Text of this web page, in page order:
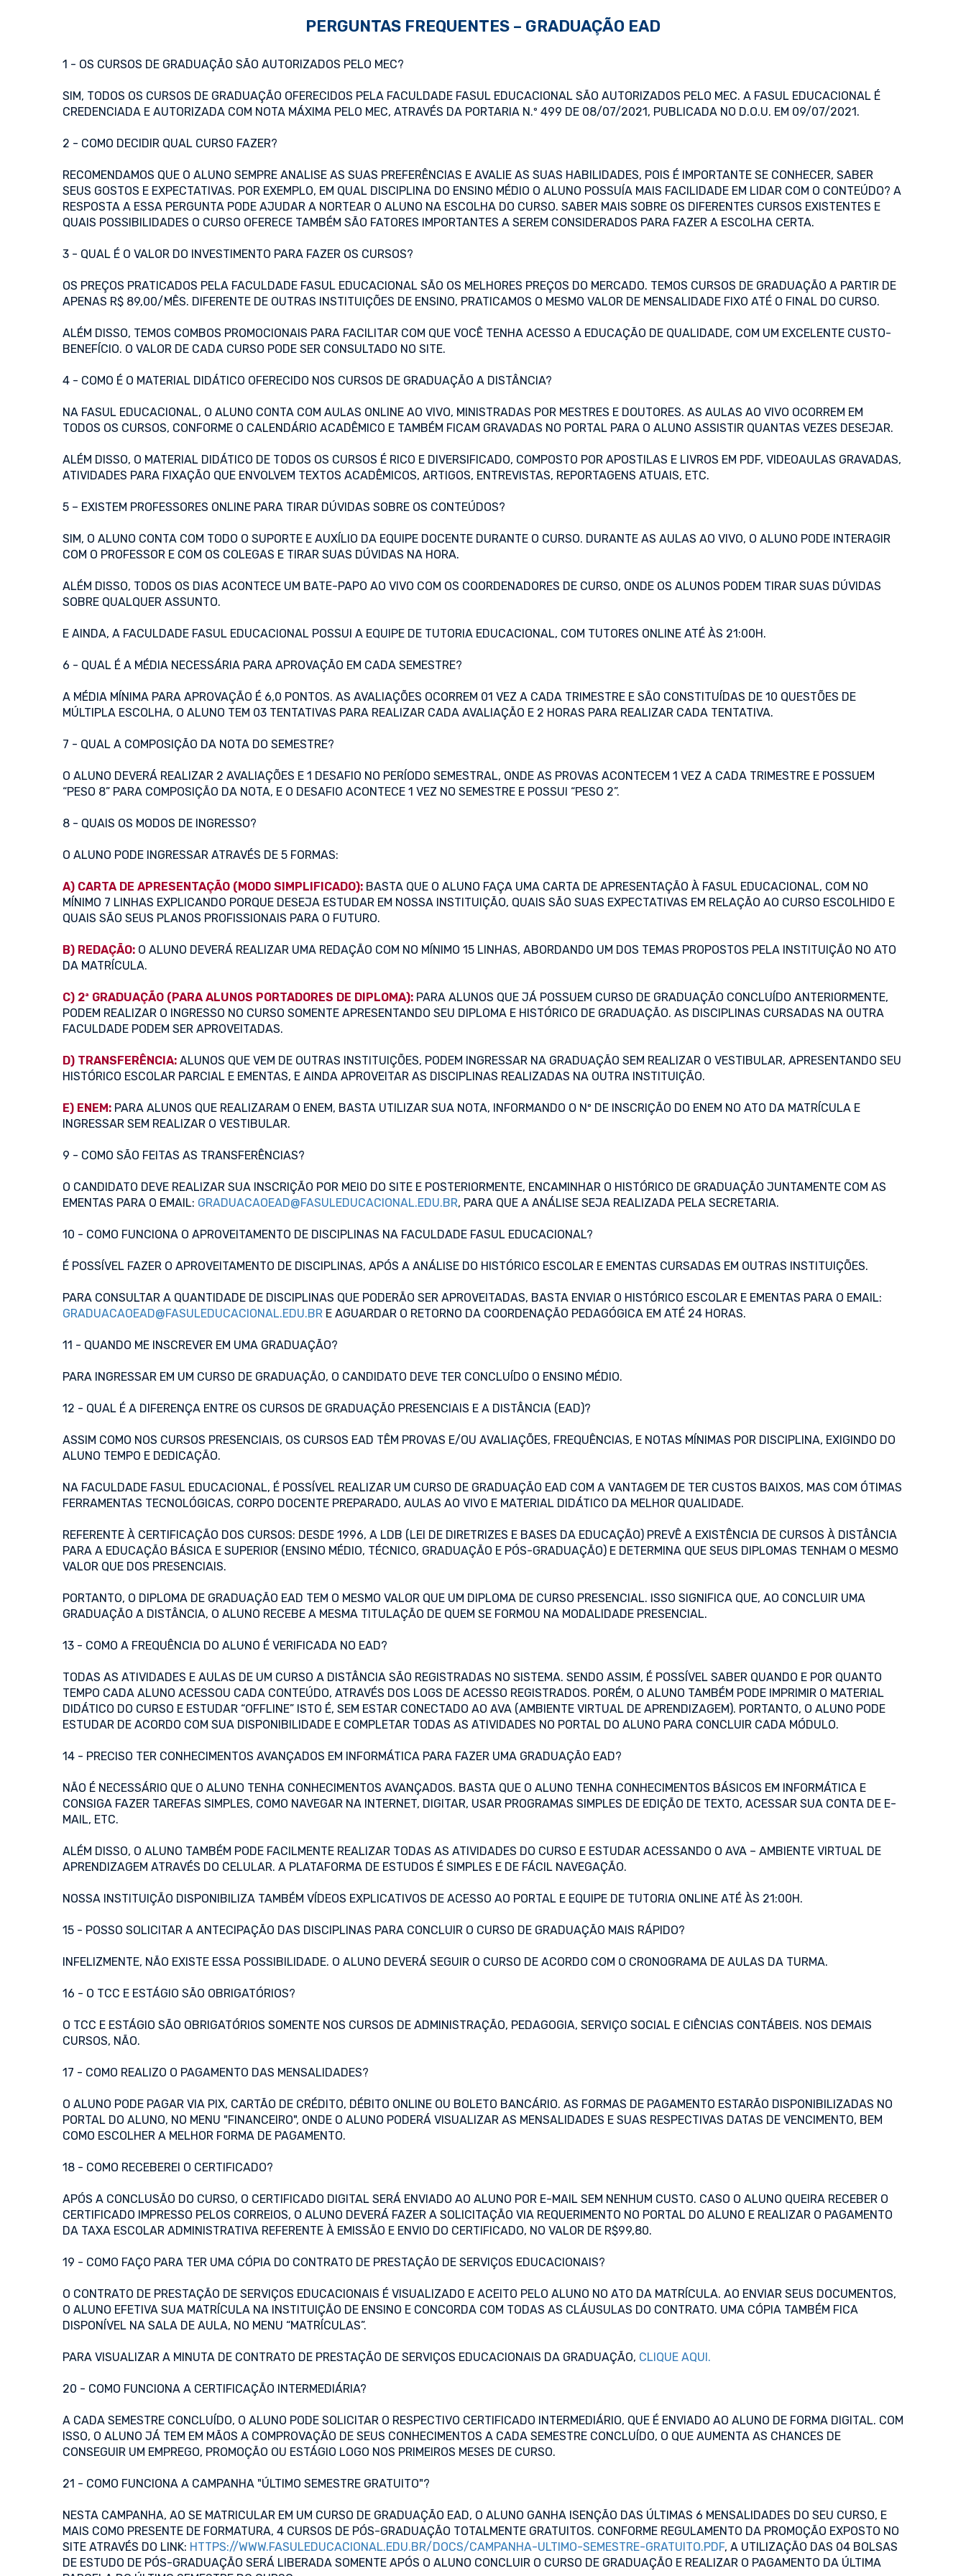
PERGUNTAS FREQUENTES – GRADUAÇÃO EAD
1 - OS CURSOS DE GRADUAÇÃO SÃO AUTORIZADOS PELO MEC?
SIM, TODOS OS CURSOS DE GRADUAÇÃO OFERECIDOS PELA FACULDADE FASUL EDUCACIONAL SÃO AUTORIZADOS PELO MEC. A FASUL EDUCACIONAL É
CREDENCIADA E AUTORIZADA COM NOTA MÁXIMA PELO MEC, ATRAVÉS DA PORTARIA N.º 499 DE 08/07/2021, PUBLICADA NO D.O.U. EM 09/07/2021.
2 - COMO DECIDIR QUAL CURSO FAZER?
RECOMENDAMOS QUE O ALUNO SEMPRE ANALISE AS SUAS PREFERÊNCIAS E AVALIE AS SUAS HABILIDADES, POIS É IMPORTANTE SE CONHECER, SABER
SEUS GOSTOS E EXPECTATIVAS. POR EXEMPLO, EM QUAL DISCIPLINA DO ENSINO MÉDIO O ALUNO POSSUÍA MAIS FACILIDADE EM LIDAR COM O CONTEÚDO? A
RESPOSTA A ESSA PERGUNTA PODE AJUDAR A NORTEAR O ALUNO NA ESCOLHA DO CURSO. SABER MAIS SOBRE OS DIFERENTES CURSOS EXISTENTES E
QUAIS POSSIBILIDADES O CURSO OFERECE TAMBÉM SÃO FATORES IMPORTANTES A SEREM CONSIDERADOS PARA FAZER A ESCOLHA CERTA.
3 - QUAL É O VALOR DO INVESTIMENTO PARA FAZER OS CURSOS?
OS PREÇOS PRATICADOS PELA FACULDADE FASUL EDUCACIONAL SÃO OS MELHORES PREÇOS DO MERCADO. TEMOS CURSOS DE GRADUAÇÃO A PARTIR DE
APENAS R$ 89,00/MÊS. DIFERENTE DE OUTRAS INSTITUIÇÕES DE ENSINO, PRATICAMOS O MESMO VALOR DE MENSALIDADE FIXO ATÉ O FINAL DO CURSO.
ALÉM DISSO, TEMOS COMBOS PROMOCIONAIS PARA FACILITAR COM QUE VOCÊ TENHA ACESSO A EDUCAÇÃO DE QUALIDADE, COM UM EXCELENTE CUSTO-
BENEFÍCIO. O VALOR DE CADA CURSO PODE SER CONSULTADO NO SITE.
4 - COMO É O MATERIAL DIDÁTICO OFERECIDO NOS CURSOS DE GRADUAÇÃO A DISTÂNCIA?
NA FASUL EDUCACIONAL, O ALUNO CONTA COM AULAS ONLINE AO VIVO, MINISTRADAS POR MESTRES E DOUTORES. AS AULAS AO VIVO OCORREM EM
TODOS OS CURSOS, CONFORME O CALENDÁRIO ACADÊMICO E TAMBÉM FICAM GRAVADAS NO PORTAL PARA O ALUNO ASSISTIR QUANTAS VEZES DESEJAR.
ALÉM DISSO, O MATERIAL DIDÁTICO DE TODOS OS CURSOS É RICO E DIVERSIFICADO, COMPOSTO POR APOSTILAS E LIVROS EM PDF, VIDEOAULAS GRAVADAS,
ATIVIDADES PARA FIXAÇÃO QUE ENVOLVEM TEXTOS ACADÊMICOS, ARTIGOS, ENTREVISTAS, REPORTAGENS ATUAIS, ETC.
5 – EXISTEM PROFESSORES ONLINE PARA TIRAR DÚVIDAS SOBRE OS CONTEÚDOS?
SIM, O ALUNO CONTA COM TODO O SUPORTE E AUXÍLIO DA EQUIPE DOCENTE DURANTE O CURSO. DURANTE AS AULAS AO VIVO, O ALUNO PODE INTERAGIR
COM O PROFESSOR E COM OS COLEGAS E TIRAR SUAS DÚVIDAS NA HORA.
ALÉM DISSO, TODOS OS DIAS ACONTECE UM BATE-PAPO AO VIVO COM OS COORDENADORES DE CURSO, ONDE OS ALUNOS PODEM TIRAR SUAS DÚVIDAS
SOBRE QUALQUER ASSUNTO.
E AINDA, A FACULDADE FASUL EDUCACIONAL POSSUI A EQUIPE DE TUTORIA EDUCACIONAL, COM TUTORES ONLINE ATÉ ÀS 21:00H.
6 - QUAL É A MÉDIA NECESSÁRIA PARA APROVAÇÃO EM CADA SEMESTRE?
A MÉDIA MÍNIMA PARA APROVAÇÃO É 6,0 PONTOS. AS AVALIAÇÕES OCORREM 01 VEZ A CADA TRIMESTRE E SÃO CONSTITUÍDAS DE 10 QUESTÕES DE
MÚLTIPLA ESCOLHA, O ALUNO TEM 03 TENTATIVAS PARA REALIZAR CADA AVALIAÇÃO E 2 HORAS PARA REALIZAR CADA TENTATIVA.
7 - QUAL A COMPOSIÇÃO DA NOTA DO SEMESTRE?
O ALUNO DEVERÁ REALIZAR 2 AVALIAÇÕES E 1 DESAFIO NO PERÍODO SEMESTRAL, ONDE AS PROVAS ACONTECEM 1 VEZ A CADA TRIMESTRE E POSSUEM
“PESO 8” PARA COMPOSIÇÃO DA NOTA, E O DESAFIO ACONTECE 1 VEZ NO SEMESTRE E POSSUI “PESO 2”.
8 - QUAIS OS MODOS DE INGRESSO?
O ALUNO PODE INGRESSAR ATRAVÉS DE 5 FORMAS:
A) CARTA DE APRESENTAÇÃO (MODO SIMPLIFICADO): BASTA QUE O ALUNO FAÇA UMA CARTA DE APRESENTAÇÃO À FASUL EDUCACIONAL, COM NO
MÍNIMO 7 LINHAS EXPLICANDO PORQUE DESEJA ESTUDAR EM NOSSA INSTITUIÇÃO, QUAIS SÃO SUAS EXPECTATIVAS EM RELAÇÃO AO CURSO ESCOLHIDO E
QUAIS SÃO SEUS PLANOS PROFISSIONAIS PARA O FUTURO.
B) REDAÇÃO: O ALUNO DEVERÁ REALIZAR UMA REDAÇÃO COM NO MÍNIMO 15 LINHAS, ABORDANDO UM DOS TEMAS PROPOSTOS PELA INSTITUIÇÃO NO ATO
DA MATRÍCULA.
C) 2ª GRADUAÇÃO (PARA ALUNOS PORTADORES DE DIPLOMA): PARA ALUNOS QUE JÁ POSSUEM CURSO DE GRADUAÇÃO CONCLUÍDO ANTERIORMENTE,
PODEM REALIZAR O INGRESSO NO CURSO SOMENTE APRESENTANDO SEU DIPLOMA E HISTÓRICO DE GRADUAÇÃO. AS DISCIPLINAS CURSADAS NA OUTRA
FACULDADE PODEM SER APROVEITADAS.
D) TRANSFERÊNCIA: ALUNOS QUE VEM DE OUTRAS INSTITUIÇÕES, PODEM INGRESSAR NA GRADUAÇÃO SEM REALIZAR O VESTIBULAR, APRESENTANDO SEU
HISTÓRICO ESCOLAR PARCIAL E EMENTAS, E AINDA APROVEITAR AS DISCIPLINAS REALIZADAS NA OUTRA INSTITUIÇÃO.
E) ENEM: PARA ALUNOS QUE REALIZARAM O ENEM, BASTA UTILIZAR SUA NOTA, INFORMANDO O Nº DE INSCRIÇÃO DO ENEM NO ATO DA MATRÍCULA E
INGRESSAR SEM REALIZAR O VESTIBULAR.
9 - COMO SÃO FEITAS AS TRANSFERÊNCIAS?
O CANDIDATO DEVE REALIZAR SUA INSCRIÇÃO POR MEIO DO SITE E POSTERIORMENTE, ENCAMINHAR O HISTÓRICO DE GRADUAÇÃO JUNTAMENTE COM AS
EMENTAS PARA O EMAIL: GRADUACAOEAD@FASULEDUCACIONAL.EDU.BR, PARA QUE A ANÁLISE SEJA REALIZADA PELA SECRETARIA.
10 - COMO FUNCIONA O APROVEITAMENTO DE DISCIPLINAS NA FACULDADE FASUL EDUCACIONAL?
É POSSÍVEL FAZER O APROVEITAMENTO DE DISCIPLINAS, APÓS A ANÁLISE DO HISTÓRICO ESCOLAR E EMENTAS CURSADAS EM OUTRAS INSTITUIÇÕES.
PARA CONSULTAR A QUANTIDADE DE DISCIPLINAS QUE PODERÃO SER APROVEITADAS, BASTA ENVIAR O HISTÓRICO ESCOLAR E EMENTAS PARA O EMAIL:
GRADUACAOEAD@FASULEDUCACIONAL.EDU.BR E AGUARDAR O RETORNO DA COORDENAÇÃO PEDAGÓGICA EM ATÉ 24 HORAS.
11 - QUANDO ME INSCREVER EM UMA GRADUAÇÃO?
PARA INGRESSAR EM UM CURSO DE GRADUAÇÃO, O CANDIDATO DEVE TER CONCLUÍDO O ENSINO MÉDIO.
12 - QUAL É A DIFERENÇA ENTRE OS CURSOS DE GRADUAÇÃO PRESENCIAIS E A DISTÂNCIA (EAD)?
ASSIM COMO NOS CURSOS PRESENCIAIS, OS CURSOS EAD TÊM PROVAS E/OU AVALIAÇÕES, FREQUÊNCIAS, E NOTAS MÍNIMAS POR DISCIPLINA, EXIGINDO DO
ALUNO TEMPO E DEDICAÇÃO.
NA FACULDADE FASUL EDUCACIONAL, É POSSÍVEL REALIZAR UM CURSO DE GRADUAÇÃO EAD COM A VANTAGEM DE TER CUSTOS BAIXOS, MAS COM ÓTIMAS
FERRAMENTAS TECNOLÓGICAS, CORPO DOCENTE PREPARADO, AULAS AO VIVO E MATERIAL DIDÁTICO DA MELHOR QUALIDADE.
REFERENTE À CERTIFICAÇÃO DOS CURSOS: DESDE 1996, A LDB (LEI DE DIRETRIZES E BASES DA EDUCAÇÃO) PREVÊ A EXISTÊNCIA DE CURSOS À DISTÂNCIA
PARA A EDUCAÇÃO BÁSICA E SUPERIOR (ENSINO MÉDIO, TÉCNICO, GRADUAÇÃO E PÓS-GRADUAÇÃO) E DETERMINA QUE SEUS DIPLOMAS TENHAM O MESMO
VALOR QUE DOS PRESENCIAIS.
PORTANTO, O DIPLOMA DE GRADUAÇÃO EAD TEM O MESMO VALOR QUE UM DIPLOMA DE CURSO PRESENCIAL. ISSO SIGNIFICA QUE, AO CONCLUIR UMA
GRADUAÇÃO A DISTÂNCIA, O ALUNO RECEBE A MESMA TITULAÇÃO DE QUEM SE FORMOU NA MODALIDADE PRESENCIAL.
13 - COMO A FREQUÊNCIA DO ALUNO É VERIFICADA NO EAD?
TODAS AS ATIVIDADES E AULAS DE UM CURSO A DISTÂNCIA SÃO REGISTRADAS NO SISTEMA. SENDO ASSIM, É POSSÍVEL SABER QUANDO E POR QUANTO
TEMPO CADA ALUNO ACESSOU CADA CONTEÚDO, ATRAVÉS DOS LOGS DE ACESSO REGISTRADOS. PORÉM, O ALUNO TAMBÉM PODE IMPRIMIR O MATERIAL
DIDÁTICO DO CURSO E ESTUDAR “OFFLINE” ISTO É, SEM ESTAR CONECTADO AO AVA (AMBIENTE VIRTUAL DE APRENDIZAGEM). PORTANTO, O ALUNO PODE
ESTUDAR DE ACORDO COM SUA DISPONIBILIDADE E COMPLETAR TODAS AS ATIVIDADES NO PORTAL DO ALUNO PARA CONCLUIR CADA MÓDULO.
14 - PRECISO TER CONHECIMENTOS AVANÇADOS EM INFORMÁTICA PARA FAZER UMA GRADUAÇÃO EAD?
NÃO É NECESSÁRIO QUE O ALUNO TENHA CONHECIMENTOS AVANÇADOS. BASTA QUE O ALUNO TENHA CONHECIMENTOS BÁSICOS EM INFORMÁTICA E
CONSIGA FAZER TAREFAS SIMPLES, COMO NAVEGAR NA INTERNET, DIGITAR, USAR PROGRAMAS SIMPLES DE EDIÇÃO DE TEXTO, ACESSAR SUA CONTA DE E-
MAIL, ETC.
ALÉM DISSO, O ALUNO TAMBÉM PODE FACILMENTE REALIZAR TODAS AS ATIVIDADES DO CURSO E ESTUDAR ACESSANDO O AVA – AMBIENTE VIRTUAL DE
APRENDIZAGEM ATRAVÉS DO CELULAR. A PLATAFORMA DE ESTUDOS É SIMPLES E DE FÁCIL NAVEGAÇÃO.
NOSSA INSTITUIÇÃO DISPONIBILIZA TAMBÉM VÍDEOS EXPLICATIVOS DE ACESSO AO PORTAL E EQUIPE DE TUTORIA ONLINE ATÉ ÀS 21:00H.
15 - POSSO SOLICITAR A ANTECIPAÇÃO DAS DISCIPLINAS PARA CONCLUIR O CURSO DE GRADUAÇÃO MAIS RÁPIDO?
INFELIZMENTE, NÃO EXISTE ESSA POSSIBILIDADE. O ALUNO DEVERÁ SEGUIR O CURSO DE ACORDO COM O CRONOGRAMA DE AULAS DA TURMA.
16 - O TCC E ESTÁGIO SÃO OBRIGATÓRIOS?
O TCC E ESTÁGIO SÃO OBRIGATÓRIOS SOMENTE NOS CURSOS DE ADMINISTRAÇÃO, PEDAGOGIA, SERVIÇO SOCIAL E CIÊNCIAS CONTÁBEIS. NOS DEMAIS
CURSOS, NÃO.
17 - COMO REALIZO O PAGAMENTO DAS MENSALIDADES?
O ALUNO PODE PAGAR VIA PIX, CARTÃO DE CRÉDITO, DÉBITO ONLINE OU BOLETO BANCÁRIO. AS FORMAS DE PAGAMENTO ESTARÃO DISPONIBILIZADAS NO
PORTAL DO ALUNO, NO MENU "FINANCEIRO", ONDE O ALUNO PODERÁ VISUALIZAR AS MENSALIDADES E SUAS RESPECTIVAS DATAS DE VENCIMENTO, BEM
COMO ESCOLHER A MELHOR FORMA DE PAGAMENTO.
18 - COMO RECEBEREI O CERTIFICADO?
APÓS A CONCLUSÃO DO CURSO, O CERTIFICADO DIGITAL SERÁ ENVIADO AO ALUNO POR E-MAIL SEM NENHUM CUSTO. CASO O ALUNO QUEIRA RECEBER O
CERTIFICADO IMPRESSO PELOS CORREIOS, O ALUNO DEVERÁ FAZER A SOLICITAÇÃO VIA REQUERIMENTO NO PORTAL DO ALUNO E REALIZAR O PAGAMENTO
DA TAXA ESCOLAR ADMINISTRATIVA REFERENTE À EMISSÃO E ENVIO DO CERTIFICADO, NO VALOR DE R$99,80.
19 - COMO FAÇO PARA TER UMA CÓPIA DO CONTRATO DE PRESTAÇÃO DE SERVIÇOS EDUCACIONAIS?
O CONTRATO DE PRESTAÇÃO DE SERVIÇOS EDUCACIONAIS É VISUALIZADO E ACEITO PELO ALUNO NO ATO DA MATRÍCULA. AO ENVIAR SEUS DOCUMENTOS,
O ALUNO EFETIVA SUA MATRÍCULA NA INSTITUIÇÃO DE ENSINO E CONCORDA COM TODAS AS CLÁUSULAS DO CONTRATO. UMA CÓPIA TAMBÉM FICA
DISPONÍVEL NA SALA DE AULA, NO MENU “MATRÍCULAS”.
PARA VISUALIZAR A MINUTA DE CONTRATO DE PRESTAÇÃO DE SERVIÇOS EDUCACIONAIS DA GRADUAÇÃO, CLIQUE AQUI.
20 - COMO FUNCIONA A CERTIFICAÇÃO INTERMEDIÁRIA?
A CADA SEMESTRE CONCLUÍDO, O ALUNO PODE SOLICITAR O RESPECTIVO CERTIFICADO INTERMEDIÁRIO, QUE É ENVIADO AO ALUNO DE FORMA DIGITAL. COM
ISSO, O ALUNO JÁ TEM EM MÃOS A COMPROVAÇÃO DE SEUS CONHECIMENTOS A CADA SEMESTRE CONCLUÍDO, O QUE AUMENTA AS CHANCES DE
CONSEGUIR UM EMPREGO, PROMOÇÃO OU ESTÁGIO LOGO NOS PRIMEIROS MESES DE CURSO.
21 - COMO FUNCIONA A CAMPANHA "ÚLTIMO SEMESTRE GRATUITO"?
NESTA CAMPANHA, AO SE MATRICULAR EM UM CURSO DE GRADUAÇÃO EAD, O ALUNO GANHA ISENÇÃO DAS ÚLTIMAS 6 MENSALIDADES DO SEU CURSO, E
MAIS COMO PRESENTE DE FORMATURA, 4 CURSOS DE PÓS-GRADUAÇÃO TOTALMENTE GRATUITOS. CONFORME REGULAMENTO DA PROMOÇÃO EXPOSTO NO
SITE ATRAVÉS DO LINK: HTTPS://WWW.FASULEDUCACIONAL.EDU.BR/DOCS/CAMPANHA-ULTIMO-SEMESTRE-GRATUITO.PDF, A UTILIZAÇÃO DAS 04 BOLSAS
DE ESTUDO DE PÓS-GRADUAÇÃO SERÁ LIBERADA SOMENTE APÓS O ALUNO CONCLUIR O CURSO DE GRADUAÇÃO E REALIZAR O PAGAMENTO DA ÚLTIMA